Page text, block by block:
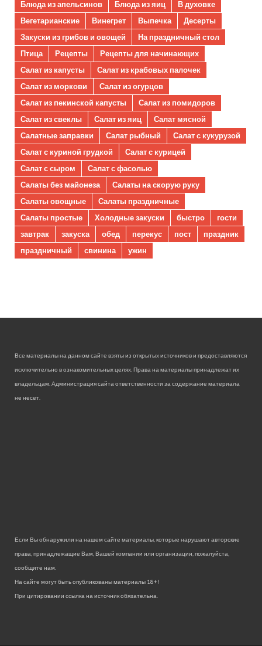
Блюда из апельсинов Блюда из яиц
В духовке
Вегетарианские
Винегрет Выпечка
Десерты
Закуски из грибов и овощей
На праздничный стол
Птица
Рецепты
Рецепты для начинающих
Салат из капусты
Салат из крабовых палочек
Салат из моркови
Салат из огурцов
Салат из пекинской капусты
Салат из помидоров
Салат из свеклы
Салат из яиц
Салат мясной
Салатные заправки
Салат рыбный
Салат с кукурузой
Салат с куриной грудкой
Салат с курицей
Салат с сыром
Салат с фасолью
Салаты без майонеза
Салаты на скорую руку
Салаты овощные
Салаты праздничные
Салаты простые
Холодные закуски быстро
гости
завтрак
закуска обед перекус пост
праздник
праздничный
свинина ужин
Все материалы на данном сайте взяты из открытых источников и предоставляются
исключительно в ознакомительных целях. Права на материалы принадлежат их
владельцам. Администрация сайта ответственности за содержание материала
не несет.
Если Вы обнаружили на нашем сайте материалы, которые нарушают авторские
права, принадлежащие Вам, Вашей компании или организации, пожалуйста,
сообщите нам.
На сайте могут быть опубликованы материалы 18+!
При цитировании ссылка на источник обязательна.